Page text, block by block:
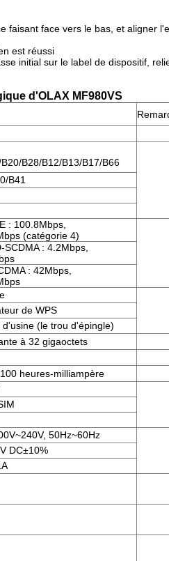
faisant face vers le bas, et aligner
est réussi
initial sur le label de dispositif,
d'OLAX MF980VS
B28/B12/B13/B17/B66
B41
: 100.8Mbps,
(catégorie 4)
: 4.2Mbps,
: 42Mbps,
de WPS
(le trou d'épingle)
à 32 gigaoctets
heures-milliampère
50Hz~60Hz
DC±10%